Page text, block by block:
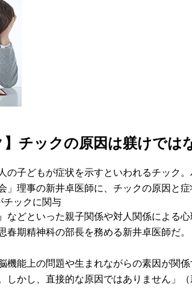
】チックの原因は躾けでは
の子どもが症状を示すといわれるチック
」理事の新井卓医師に、チックの原因と
チックに関与
などといった親子関係や対人関係によ
春期精神科の部長を務める新井卓医師だ。
機能上の問題や生まれながらの素因が
しかし、直接的な原因ではありません」